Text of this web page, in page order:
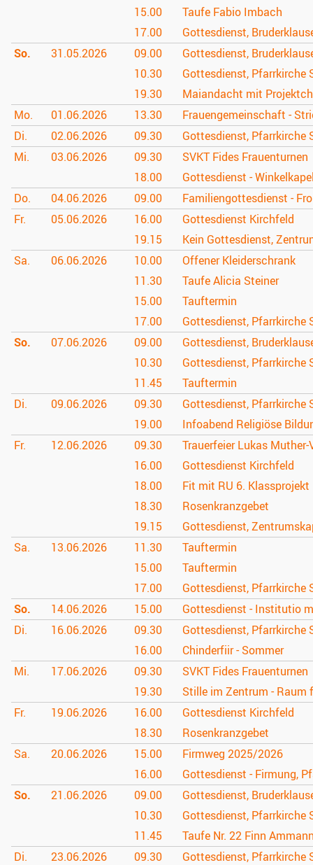
15.00
Taufe Fabio Imbach
17.00
Gottesdienst,
So.
31.05.2026 09.00
Gottesdienst,
10.30
Gottesdienst, Pfarrkirche
19.30
Maiandacht mit
Mo.
01.06.2026 13.30
Frauengemeinschaft -
Di.
02.06.2026 09.30
Gottesdienst, Pfarrkirche
Mi.
03.06.2026 09.30
SVKT Fides Frauenturnen
18.00
Gottesdienst -
Do.
04.06.2026 09.00
Familiengottesdienst -
Fr.
05.06.2026 16.00
Gottesdienst Kirchfeld
19.15
Kein Gottesdienst,
Sa.
06.06.2026 10.00
Offener Kleiderschrank
11.30
Taufe Alicia Steiner
15.00
Tauftermin
17.00
Gottesdienst, Pfarrkirche
So.
07.06.2026 09.00
Gottesdienst,
10.30
Gottesdienst, Pfarrkirche
11.45
Tauftermin
Di.
09.06.2026 09.30
Gottesdienst, Pfarrkirche
19.00
Infoabend Religiöse
Fr.
12.06.2026 09.30
Trauerfeier Lukas Muther-
16.00
Gottesdienst Kirchfeld
18.00
Fit mit RU 6. Klassprojekt
18.30
Rosenkranzgebet
19.15
Gottesdienst,
Sa.
13.06.2026 11.30
Tauftermin
15.00
Tauftermin
17.00
Gottesdienst, Pfarrkirche
So.
14.06.2026 15.00
Gottesdienst - Institutio
Di.
16.06.2026 09.30
Gottesdienst, Pfarrkirche
16.00
Chinderfiir - Sommer
Mi.
17.06.2026 09.30
SVKT Fides Frauenturnen
19.30
Stille im Zentrum - Raum
Fr.
19.06.2026 16.00
Gottesdienst Kirchfeld
18.30
Rosenkranzgebet
Sa.
20.06.2026 15.00
Firmweg 2025/2026
16.00
Gottesdienst - Firmung,
So.
21.06.2026 09.00
Gottesdienst,
10.30
Gottesdienst, Pfarrkirche
11.45
Taufe Nr. 22 Finn
Di.
23.06.2026 09.30
Gottesdienst, Pfarrkirche